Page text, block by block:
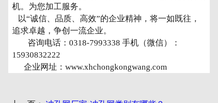
机。为您加工服务。
以“诚信、品质、高效”的企业精神，将一如既往，
追求卓越，争创一流企业。
咨询电话：0318-7993338 手机（微信）：
15930832222
企业网址：www.xhchongkongwang.com